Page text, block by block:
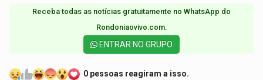
Receba todas as notícias gratuitamente no WhatsApp do
Rondoniaovivo.com.​
ENTRAR NO GRUPO
0 pessoas reagiram a isso.